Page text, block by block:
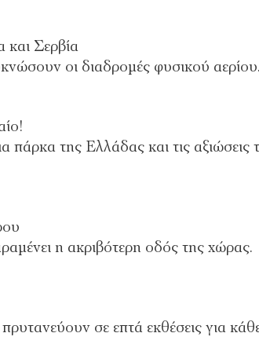
Σερβία
οι διαδρομές φυσικού αερίου.
της Ελλάδας και τις αξιώσεις
η ακριβότερη οδός της χώρας.
σε επτά εκθέσεις για